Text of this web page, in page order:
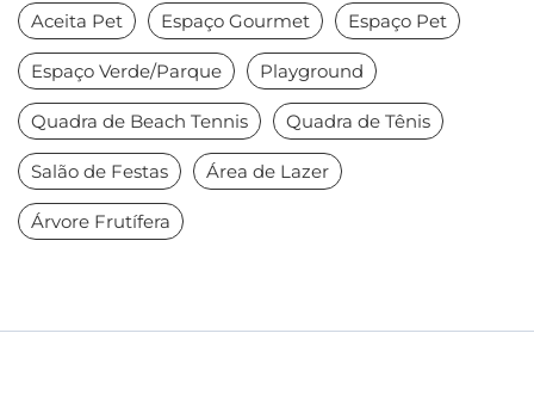
Aceita Pet Espaço Gourmet Espaço Pet
Espaço Verde/Parque Playground
Quadra de Beach Tennis Quadra de Tênis
Salão de Festas Área de Lazer
Árvore Frutífera